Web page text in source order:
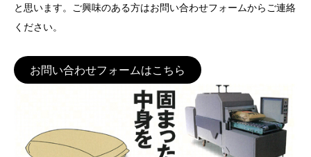
と思います。ご興味のある方はお問い合わせフォームからご連絡
ください。
お問い合わせフォームはこちら